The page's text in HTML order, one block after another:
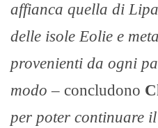
affianca quella di
delle isole Eolie e
provenienti da ogni
modo – concludono
per poter continuare